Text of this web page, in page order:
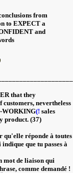
from
to EXPECT a
and
that they
nevertheless
WORKING(! sales
product. (37)
qu'elle réponde à toutes
que tu passes à
mot de liaison qui
comme demandé !